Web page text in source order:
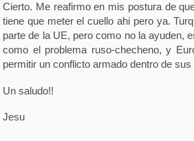
Cierto. Me reafirmo en mis postura de
tiene que meter el cuello ahi pero ya.
parte de la UE, pero como no la ayuden,
como el problema ruso-checheno, y
permitir un conflicto armado dentro de
Un saludo!!
Jesu